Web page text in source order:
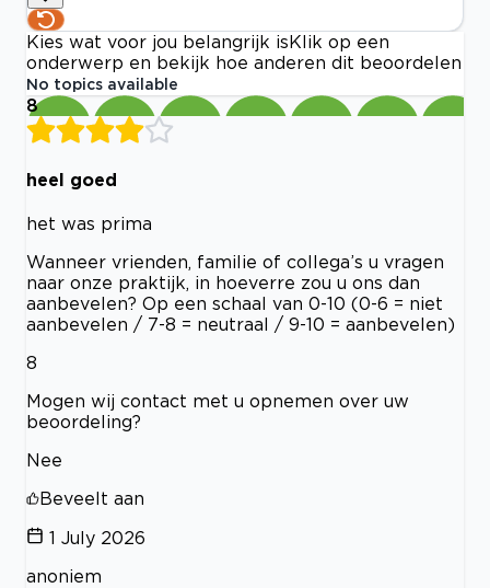
Kies wat voor jou belangrijk is Klik op een
onderwerp en bekijk hoe anderen dit beoordelen
No topics available
8
heel goed
het was prima
Wanneer vrienden, familie of collega’s u vragen
naar onze praktijk, in hoeverre zou u ons dan
aanbevelen? Op een schaal van 0-10 (0-6 = niet
aanbevelen / 7-8 = neutraal / 9-10 = aanbevelen)
8
Mogen wij contact met u opnemen over uw
beoordeling?
Nee
Beveelt aan
1 July 2026
anoniem